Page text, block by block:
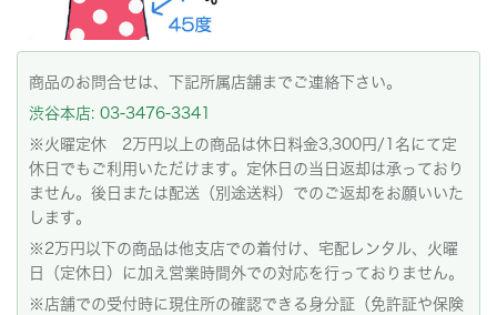
商品のお問合せは、下記所属店舗までご連絡下さい。
渋谷本店: 03-3476-3341
※火曜定休 2万円以上の商品は休日料金3,300円/1名にて定
休日でもご利用いただけます。定休日の当日返却は承っており
ません。後日または配送（別途送料）でのご返却をお願いいた
します。
※2万円以下の商品は他支店での着付け、宅配レンタル、火曜
日（定休日）に加え営業時間外での対応を行っておりません。
※店舗での受付時に現住所の確認できる身分証（免許証や保険